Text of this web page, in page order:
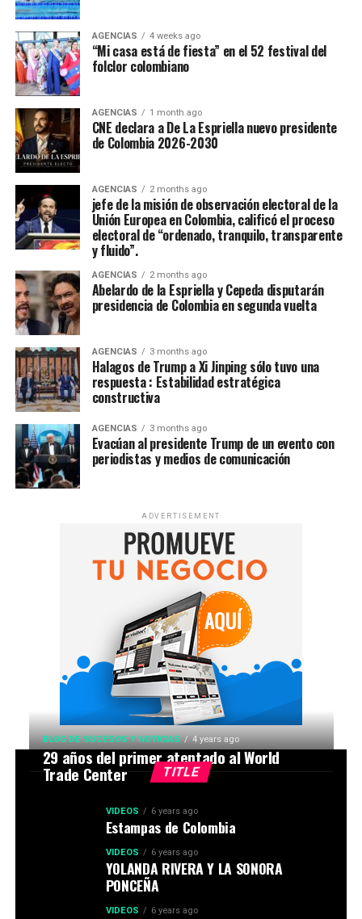
AGENCIAS 4 weeks ago
“Mi casa está de fiesta” en el 52 festival del
folclor colombiano
AGENCIAS 1 month ago
CNE declara a De La Espriella nuevo presidente
de Colombia 2026-2030
AGENCIAS 2 months ago
jefe de la misión de observación electoral de la
Unión Europea en Colombia, calificó el proceso
electoral de “ordenado, tranquilo, transparente
y fluido”.
AGENCIAS 2 months ago
Abelardo de la Espriella y Cepeda disputarán
presidencia de Colombia en segunda vuelta
AGENCIAS 3 months ago
Halagos de Trump a Xi Jinping sólo tuvo una
respuesta : Estabilidad estratégica
constructiva
AGENCIAS 3 months ago
Evacúan al presidente Trump de un evento con
periodistas y medios de comunicación
ADVERTISEMENT
TITLE
BLOG DE SUCESOS Y NOTICIAS 4 years ago
29 años del primer atentado al World
Trade Center
VIDEOS 6 years ago
Estampas de Colombia
VIDEOS 6 years ago
YOLANDA RIVERA Y LA SONORA
PONCEÑA
VIDEOS 6 years ago